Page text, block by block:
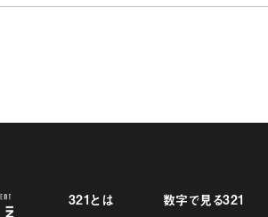
321とは 数字で見る321